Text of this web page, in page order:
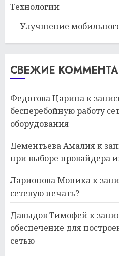
Технологии
Улучшение
СВЕЖИЕ
Федотова Царинак
бесперебойную работу
оборудования
Дементьева Амалияк
при выборе провайдера
Ларионова Моникак
сетевую печать?
Давыдов Тимофейк
обеспечение для
сетью